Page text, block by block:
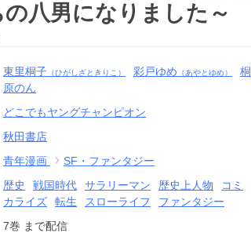
八男になりました～
東里桐子 （ひがしざときりこ） 彩戸ゆめ （あやとゆめ）
桐
原のん
どこでもヤングチャンピオン
秋田書店
青年漫画
SF・ファンタジー
歴史 戦国時代 サラリーマン 歴史上人物
コミ
カライズ
転生 スローライフ
ファンタジー
7巻 まで配信